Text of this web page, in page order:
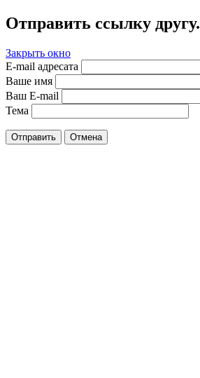
Отправить ссылку другу.
Закрыть окно
E-mail адресата
Ваше имя
Ваш E-mail
Тема
Отправить Отмена